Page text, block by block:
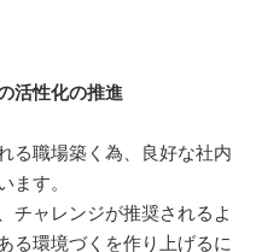
活性化の推進
る職場築く為、良好な社内
ます。
チャレンジが推奨されるよ
る環境づくを作り上げるに